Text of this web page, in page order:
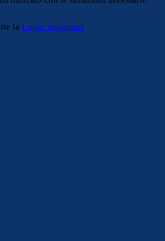
la Login Spaggiari